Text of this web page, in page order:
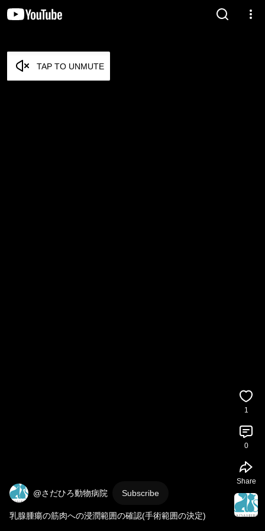
TAP TO UNMUTE
@さだひろ動物病院 Subscribe
乳腺腫瘍の筋肉への浸潤範囲の確認(手術範囲の決定)
1
0
Share